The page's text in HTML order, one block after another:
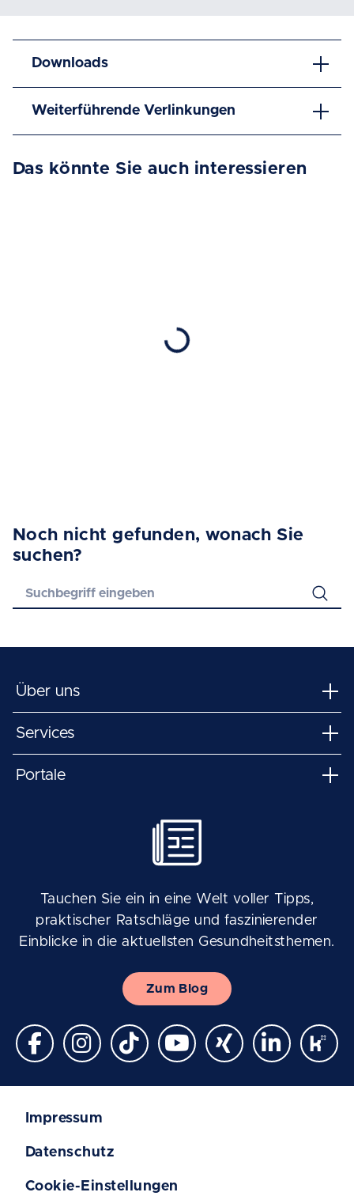
Downloads
Weiterführende Verlinkungen
Das könnte Sie auch interessieren
Noch nicht gefunden, wonach Sie
suchen?
Über uns
Services
Portale
Tauchen Sie ein in eine Welt voller Tipps,
praktischer Ratschläge und faszinierender
Einblicke in die aktuellsten Gesundheitsthemen.
Zum Blog
Impressum
Datenschutz
Cookie-Einstellungen